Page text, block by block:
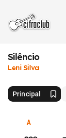
Silêncio
Leni Silva
Principal
A